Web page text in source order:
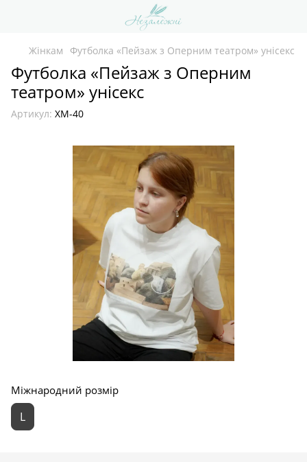
Жінкам Футболка «Пейзаж з Оперним театром» унісекс
Футболка «Пейзаж з Оперним
театром» унісекс
Артикул: ХМ-40
Міжнародний розмір
L